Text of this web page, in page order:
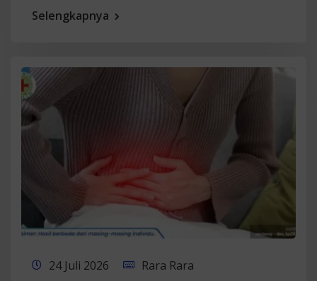
Selengkapnya
24 Juli 2026 Rara Rara